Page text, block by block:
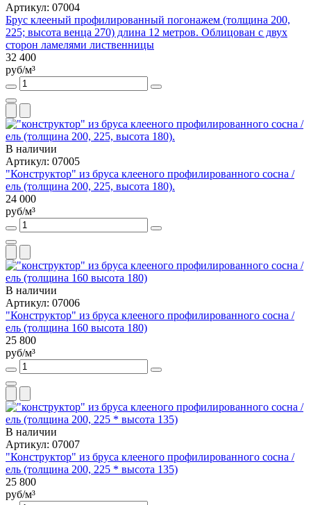
Артикул: 07004
Брус клееный профилированный погонажем (толщина 200,
225; высота венца 270) длина 12 метров. Облицован с двух
сторон ламелями лиственницы
32 400
руб/м³
В наличии
Артикул: 07005
"Конструктор" из бруса клееного профилированного сосна /
ель (толщина 200, 225, высота 180).
24 000
руб/м³
В наличии
Артикул: 07006
"Конструктор" из бруса клееного профилированного сосна /
ель (толщина 160 высота 180)
25 800
руб/м³
В наличии
Артикул: 07007
"Конструктор" из бруса клееного профилированного сосна /
ель (толщина 200, 225 * высота 135)
25 800
руб/м³